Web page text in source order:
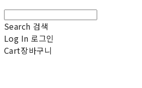
Search 검색
Log In 로그인
Cart장바구니